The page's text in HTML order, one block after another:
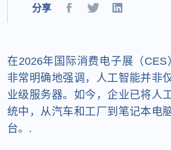
分享
在2026年国际消费电子展（
非常明确地强调，人工智能并非
业级服务器。如今，企业已将人
统中，从汽车和工厂到笔记本电
台。.